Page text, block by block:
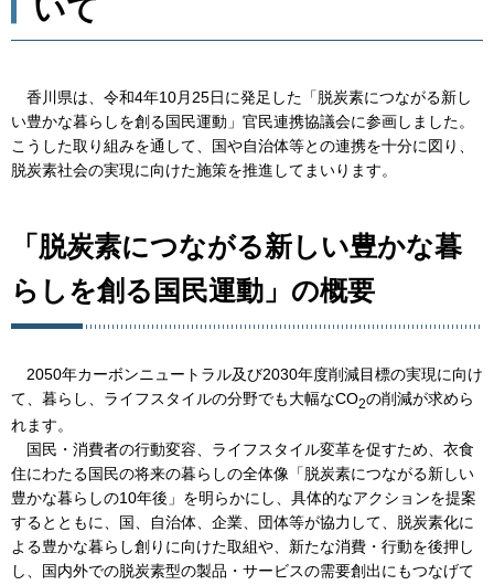
いて
香川県は、令和4年10月25日に発足した「脱炭素につながる新し
い豊かな暮らしを創る国民運動」官民連携協議会に参画しました。
こうした取り組みを通して、国や自治体等との連携を十分に図り、
脱炭素社会の実現に向けた施策を推進してまいります。
「脱炭素につながる新しい豊かな暮
らしを創る国民運動」の概要
2050年カーボンニュートラル及び2030年度削減目標の実現に向け
て、暮らし、ライフスタイルの分野でも大幅なCO2の削減が求めら
れます。
国民・消費者の行動変容、ライフスタイル変革を促すため、衣食
住にわたる国民の将来の暮らしの全体像「脱炭素につながる新しい
豊かな暮らしの10年後」を明らかにし、具体的なアクションを提案
するとともに、国、自治体、企業、団体等が協力して、脱炭素化に
よる豊かな暮らし創りに向けた取組や、新たな消費・行動を後押し
し、国内外での脱炭素型の製品・サービスの需要創出にもつなげて